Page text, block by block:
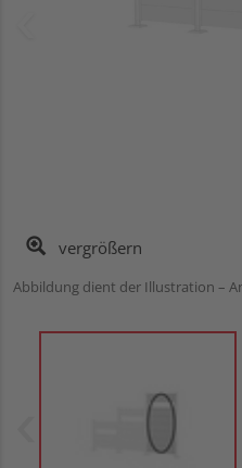
vergrößern
Abbildung dient der Illustration –